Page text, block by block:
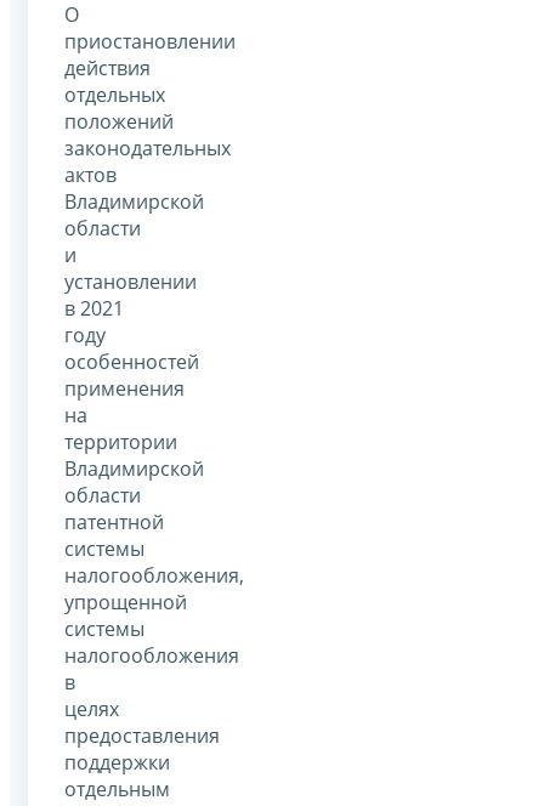
О
приостановлении
действия
отдельных
положений
законодательных
актов
Владимирской
области
и
установлении
в 2021
году
особенностей
применения
на
территории
Владимирской
области
патентной
системы
налогообложения,
упрощенной
системы
налогообложения
в
целях
предоставления
поддержки
отдельным